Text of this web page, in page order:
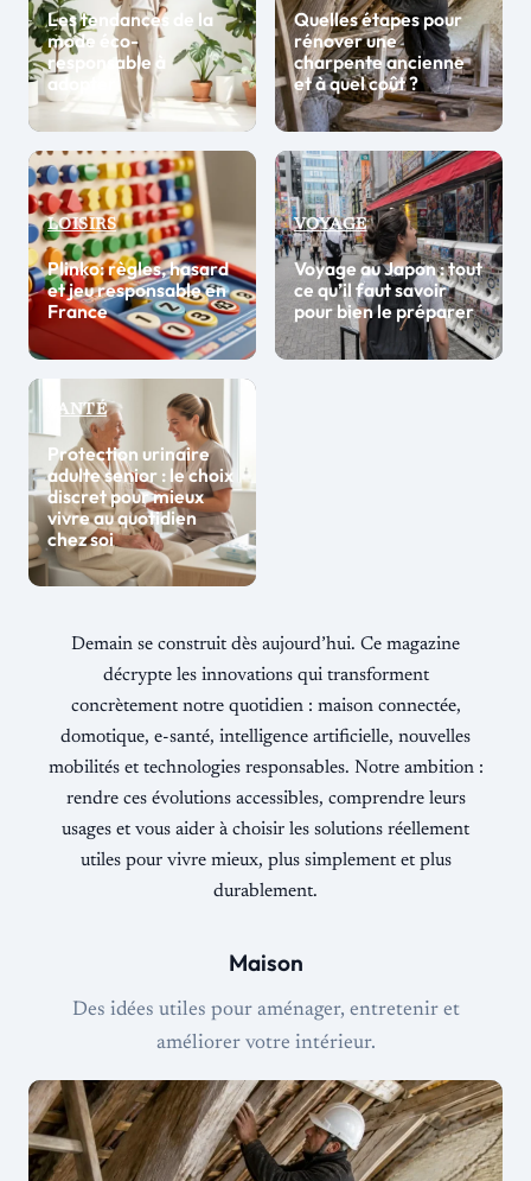
Les tendances de la
mode éco-
responsable à
adopter
Quelles étapes pour
rénover une
charpente ancienne
et à quel coût ?
LOISIRS
Plinko: règles, hasard
et jeu responsable en
France
VOYAGE
Voyage au Japon : tout
ce qu’il faut savoir
pour bien le préparer
SANTÉ
Protection urinaire
adulte senior : le choix
discret pour mieux
vivre au quotidien
chez soi
Demain se construit dès aujourd’hui. Ce magazine
décrypte les innovations qui transforment
concrètement notre quotidien : maison connectée,
domotique, e-santé, intelligence artificielle, nouvelles
mobilités et technologies responsables. Notre ambition :
rendre ces évolutions accessibles, comprendre leurs
usages et vous aider à choisir les solutions réellement
utiles pour vivre mieux, plus simplement et plus
durablement.
Maison
Des idées utiles pour aménager, entretenir et
améliorer votre intérieur.